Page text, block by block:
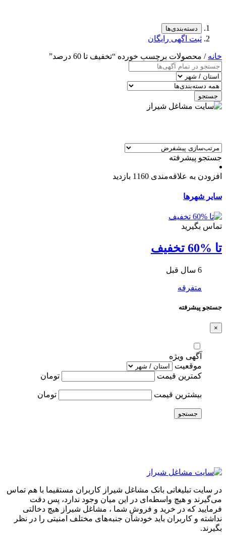
دسته‌بندی‌ها
ثبت اگهی رایگان
خانه / محصولات برچسب خورده “تخفیف تا 60 درصد”
جستجو
جستجو پیشرفته
افزودن به علاقه‌مندی 1160 بازدید
سایر شهرها
تماس بگیرید
تا %60 تخفیف
6 سال قبل
متفرقه
جستجو پیشرفته
×
آگهی ویژه
موقعیت
کمترین قیمت
تومان
بیشترین قیمت تومان
جستجو
در سایت تبلیغاتی بانک مشاغل شیراز کاربران مستقیما با هم تماس
می‌گیرند و هیچ واسطه‌ای در این میان وجود ندارد، پس دقت
فرمایید که در خرید و فروشِ شما ، مشاغل شیراز هیچ دخالتی
نداشته و کاربران باید خودشان جنبه‌های مختلف امنیتی را در نظر
بگیرند.